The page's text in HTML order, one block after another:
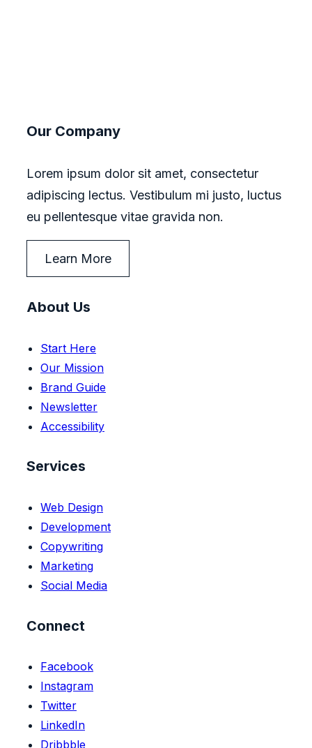
Our Company
Lorem ipsum dolor sit amet, consectetur
adipiscing lectus. Vestibulum mi justo, luctus
eu pellentesque vitae gravida non.
Learn More
About Us
Start Here
Our Mission
Brand Guide
Newsletter
Accessibility
Services
Web Design
Development
Copywriting
Marketing
Social Media
Connect
Facebook
Instagram
Twitter
LinkedIn
Dribbble